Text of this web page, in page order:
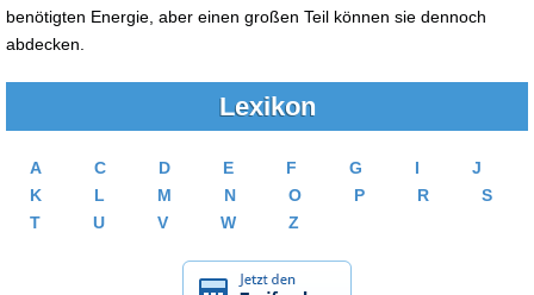
benötigten Energie, aber einen großen Teil können sie dennoch
abdecken.
Lexikon
A C D E F G I
J
K
L M N O P R
S
T
U V W Z